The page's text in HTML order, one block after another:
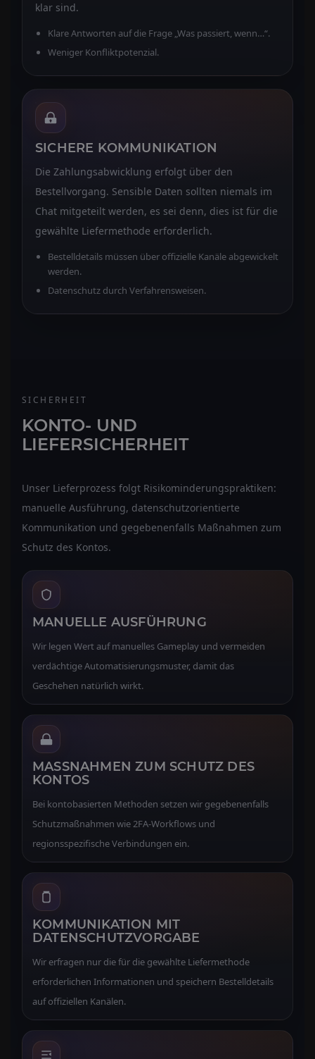
klar sind.
Klare Antworten auf die Frage „Was passiert, wenn…“.
Weniger Konfliktpotenzial.
SICHERE KOMMUNIKATION
Die Zahlungsabwicklung erfolgt über den
Bestellvorgang. Sensible Daten sollten niemals im
Chat mitgeteilt werden, es sei denn, dies ist für die
gewählte Liefermethode erforderlich.
Bestelldetails müssen über offizielle Kanäle abgewickelt
werden.
Datenschutz durch Verfahrensweisen.
SICHERHEIT
KONTO- UND
LIEFERSICHERHEIT
Unser Lieferprozess folgt Risikominderungspraktiken:
manuelle Ausführung, datenschutzorientierte
Kommunikation und gegebenenfalls Maßnahmen zum
Schutz des Kontos.
MANUELLE AUSFÜHRUNG
Wir legen Wert auf manuelles Gameplay und vermeiden
verdächtige Automatisierungsmuster, damit das
Geschehen natürlich wirkt.
MASSNAHMEN ZUM SCHUTZ DES K
ONTOS
Bei kontobasierten Methoden setzen wir gegebenenfalls
Schutzmaßnahmen wie 2FA-Workflows und
regionsspezifische Verbindungen ein.
KOMMUNIKATION MIT
DATENSCHUTZVORGABE
Wir erfragen nur die für die gewählte Liefermethode
erforderlichen Informationen und speichern Bestelldetails
auf offiziellen Kanälen.